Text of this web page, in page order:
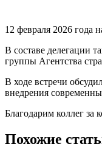
12 февраля 2026 года
В составе делегации
группы Агентства
В ходе встречи
внедрения
Благодарим коллег за
Похожие